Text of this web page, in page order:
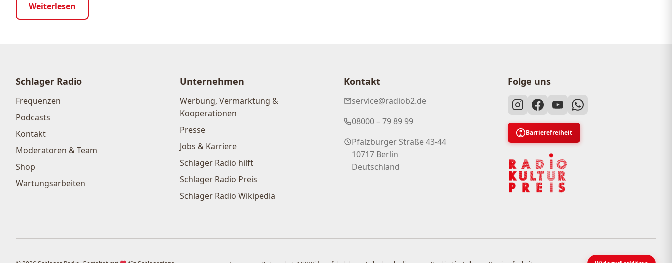
Weiterlesen
Schlager Radio
Frequenzen
Podcasts
Kontakt
Moderatoren & Team
Shop
Wartungsarbeiten
Unternehmen
Werbung, Vermarktung &
Kooperationen
Presse
Jobs & Karriere
Schlager Radio hilft
Schlager Radio Preis
Schlager Radio Wikipedia
Kontakt
service@radiob2.de
08000 – 79 89 99
Pfalzburger Straße 43-44
10717 Berlin
Deutschland
Folge uns
Barrierefreiheit